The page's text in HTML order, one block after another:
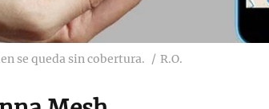
se queda sin cobertura. R.O.